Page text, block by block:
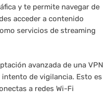
y te permite navegar de
acceder a contenido
servicios de streaming
avanzada de una VPN
de vigilancia. Esto es
a redes Wi-Fi